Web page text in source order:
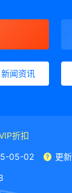
新闻资讯
折扣
05-02 更